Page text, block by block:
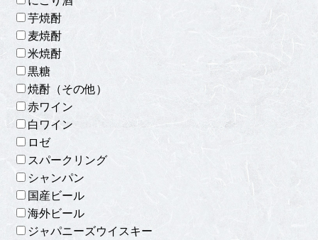
芋焼酎
麦焼酎
米焼酎
黒糖
焼酎（その他）
赤ワイン
白ワイン
ロゼ
スパークリング
シャンパン
国産ビール
海外ビール
ジャパニーズウイスキー